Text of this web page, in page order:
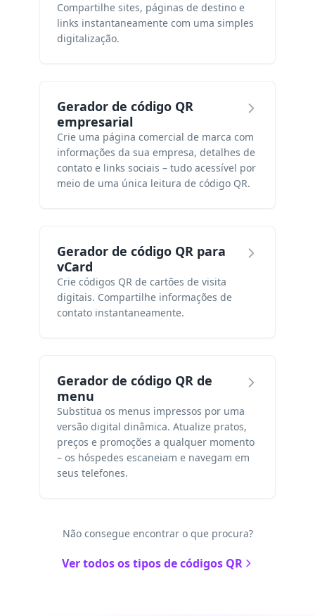
Compartilhe sites, páginas de destino e
links instantaneamente com uma simples
digitalização.
Gerador de código QR
empresarial
Crie uma página comercial de marca com
informações da sua empresa, detalhes de
contato e links sociais – tudo acessível por
meio de uma única leitura de código QR.
Gerador de código QR para
vCard
Crie códigos QR de cartões de visita
digitais. Compartilhe informações de
contato instantaneamente.
Gerador de código QR de
menu
Substitua os menus impressos por uma
versão digital dinâmica. Atualize pratos,
preços e promoções a qualquer momento
– os hóspedes escaneiam e navegam em
seus telefones.
Não consegue encontrar o que procura?
Ver todos os tipos de códigos QR